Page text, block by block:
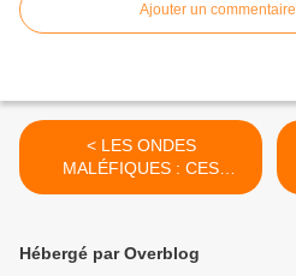
Ajouter un commentaire
< LES ONDES
MALÉFIQUES : CES
FRÉQUENCES QUI TE
Hébergé par Overblog